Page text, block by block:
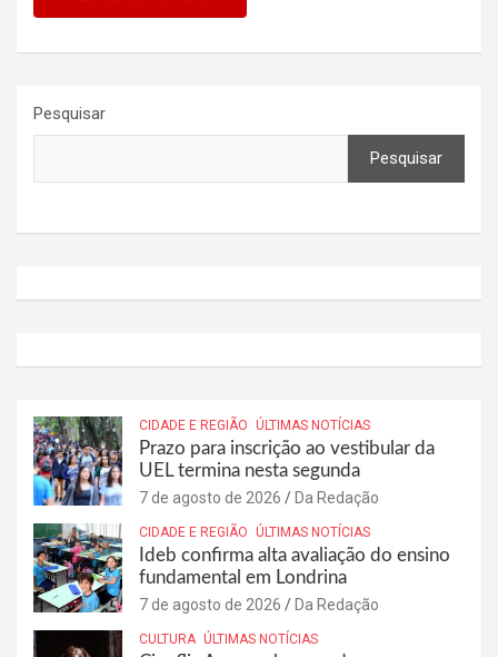
Pesquisar
Pesquisar
CIDADE E REGIÃO ÚLTIMAS NOTÍCIAS
Prazo para inscrição ao vestibular da
UEL termina nesta segunda
7 de agosto de 2026 Da Redação
CIDADE E REGIÃO ÚLTIMAS NOTÍCIAS
Ideb confirma alta avaliação do ensino
fundamental em Londrina
7 de agosto de 2026 Da Redação
CULTURA ÚLTIMAS NOTÍCIAS